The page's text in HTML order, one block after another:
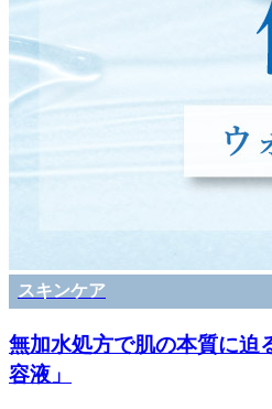
スキンケア
無加水処方で肌の本質に迫
容液」